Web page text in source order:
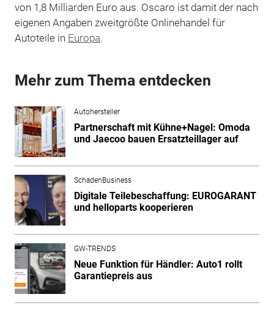
von 1,8 Milliarden Euro aus. Oscaro ist damit der nach
eigenen Angaben zweitgrößte Onlinehandel für
Autoteile in Europa.
Mehr zum Thema entdecken
Autohersteller
Partnerschaft mit Kühne+Nagel: Omoda
und Jaecoo bauen Ersatzteillager auf
SchadenBusiness
Digitale Teilebeschaffung: EUROGARANT
und helloparts kooperieren
GW-TRENDS
Neue Funktion für Händler: Auto1 rollt
Garantiepreis aus